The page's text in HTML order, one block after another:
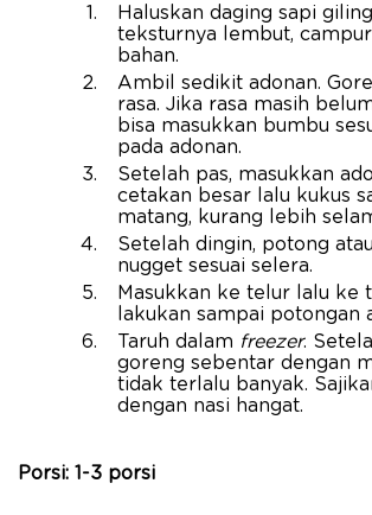
Haluskan daging sapi
teksturnya lembut,
bahan.
Ambil sedikit adonan.
rasa. Jika rasa masih
bisa masukkan bumbu
pada adonan.
Setelah pas, masukkan
cetakan besar lalu kukus
matang, kurang lebih
Setelah dingin, potong
nugget sesuai selera.
Masukkan ke telur lalu ke
lakukan sampai potongan
Taruh dalam freezer.
goreng sebentar dengan
tidak terlalu banyak.
dengan nasi hangat.
Porsi: 1-3 porsi